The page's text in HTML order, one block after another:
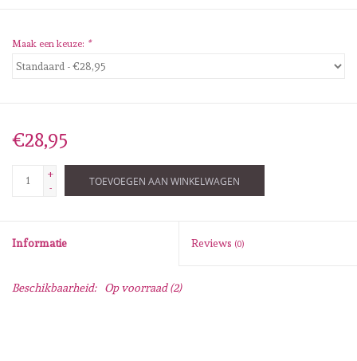
Lint
schudmateriaal
Lesia Zgharda
Maak een keuze: *
€28,95
+
-
TOEVOEGEN AAN WINKELWAGEN
Informatie Reviews (0)
Beschikbaarheid: Op voorraad(2)